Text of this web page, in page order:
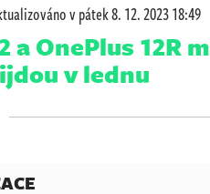
v pátek8. 12. 2023 18:49
a OnePlus 12R
v lednu